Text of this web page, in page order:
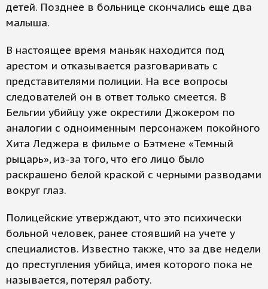
детей. Позднее в больнице скончались еще два
малыша.
В настоящее время маньяк находится под
арестом и отказывается разговаривать с
представителями полиции. На все вопросы
следователей он в ответ только смеется. В
Бельгии убийцу уже окрестили Джокером по
аналогии с одноименным персонажем покойного
Хита Леджера в фильме о Бэтмене «Темный
рыцарь», из-за того, что его лицо было
раскрашено белой краской с черными разводами
вокруг глаз.
Полицейские утверждают, что это психически
больной человек, ранее стоявший на учете у
специалистов. Известно также, что за две недели
до преступления убийца, имея которого пока не
называется, потерял работу.